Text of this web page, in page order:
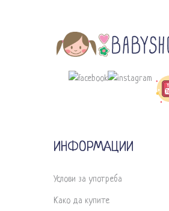
ИНФОРМАЦИИ
Услови за употреба
Како да купите